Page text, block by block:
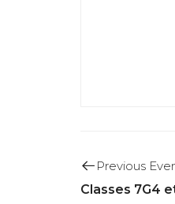
Previous
Classes 7G4